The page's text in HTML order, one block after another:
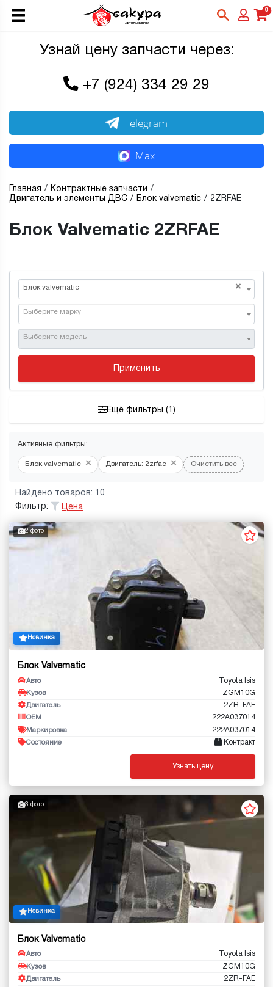
0
Узнай цену запчасти через:
+7 (924) 334 29 29
Telegram
Max
Главная
Контрактные запчасти
Двигатель и элементы ДВС
Блок valvematic 2ZRFAE
Блок Valvematic 2ZRFAE
×
Блок valvematic
Выберите марку
Выберите модель
Применить
Ещё фильтры (1)
Активные фильтры:
Блок valvematic × Двигатель: 2zrfae × Очистить все
Найдено товаров: 10
Фильтр:
Цена
2 фото
Новинка
Блок Valvematic
Авто Toyota Isis
Кузов ZGM10G
Двигатель 2ZR-FAE
OEM 222A037014
Маркировка 222A037014
Состояние Контракт
Узнать цену
3 фото
Новинка
Блок Valvematic
Авто Toyota Isis
Кузов ZGM10G
Двигатель 2ZR-FAE